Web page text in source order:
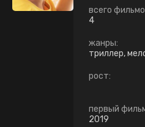
всего
4
жанры:
триллер,
рост:
первый
2019